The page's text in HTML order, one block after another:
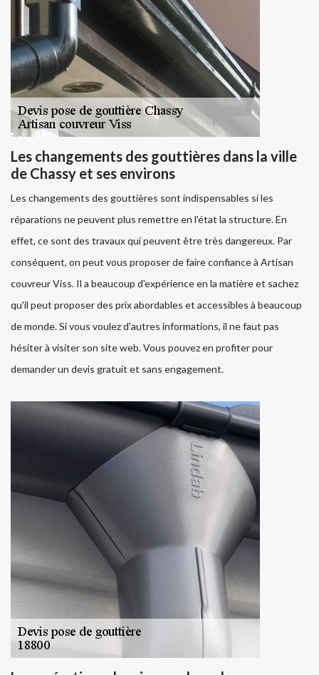
Les changements des gouttières dans la ville
de Chassy et ses environs
Les changements des gouttières sont indispensables si les
réparations ne peuvent plus remettre en l'état la structure. En
effet, ce sont des travaux qui peuvent être très dangereux. Par
conséquent, on peut vous proposer de faire confiance à Artisan
couvreur Viss. Il a beaucoup d'expérience en la matière et sachez
qu'il peut proposer des prix abordables et accessibles à beaucoup
de monde. Si vous voulez d'autres informations, il ne faut pas
hésiter à visiter son site web. Vous pouvez en profiter pour
demander un devis gratuit et sans engagement.